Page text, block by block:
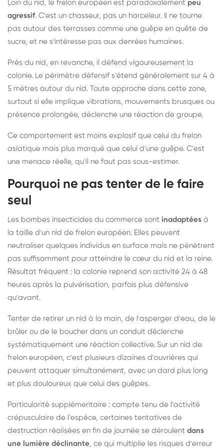
Loin du nid, le frelon européen est paradoxalement peu
agressif. C'est un chasseur, pas un harceleur. Il ne tourne
pas autour des terrasses comme une guêpe en quête de
sucre, et ne s'intéresse pas aux denrées humaines.
Près du nid, en revanche, il défend vigoureusement la
colonie. Le périmètre défensif s'étend généralement sur 4 à
5 mètres autour du nid. Toute approche dans cette zone,
surtout si elle implique vibrations, mouvements brusques ou
présence prolongée, déclenche une réaction de groupe.
Ce comportement est moins explosif que celui du frelon
asiatique mais plus marqué que celui d'une guêpe. C'est
une menace réelle, qu'il ne faut pas sous-estimer.
Pourquoi ne pas tenter de le faire
seul
Les bombes insecticides du commerce sont inadaptées à
la taille d'un nid de frelon européen. Elles peuvent
neutraliser quelques individus en surface mais ne pénètrent
pas suffisamment pour atteindre le cœur du nid et la reine.
Résultat fréquent : la colonie reprend son activité 24 à 48
heures après la pulvérisation, parfois plus défensive
qu'avant.
Tenter de retirer un nid à la main, de l'asperger d'eau, de le
brûler ou de le boucher dans un conduit déclenche
systématiquement une réaction collective. Sur un nid de
frelon européen, c'est plusieurs dizaines d'ouvrières qui
peuvent attaquer simultanément, avec un dard plus long
et plus douloureux que celui des guêpes.
Particularité supplémentaire : compte tenu de l'activité
crépusculaire de l'espèce, certaines tentatives de
destruction réalisées en fin de journée se déroulent dans
une lumière déclinante, ce qui multiplie les risques d'erreur